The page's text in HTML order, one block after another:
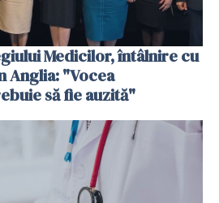
Medicilor, întâlnire cu
Anglia: "Vocea
să fie auzită"